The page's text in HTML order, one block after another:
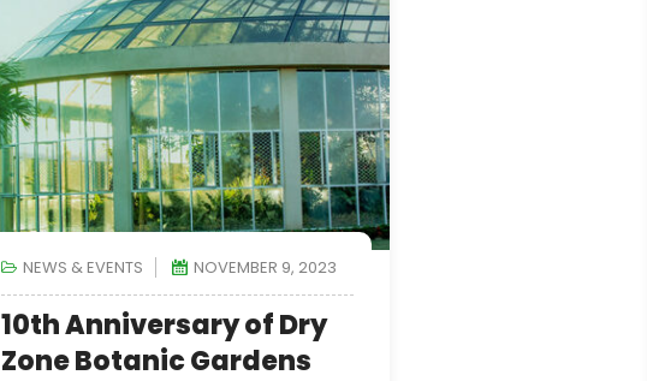
NEWS & EVENTS NOVEMBER 9, 2023
10th Anniversary of Dry
Zone Botanic Gardens